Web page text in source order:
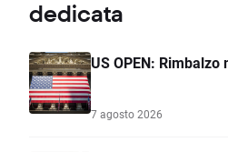
dedicata
US OPEN:
7 agosto 2026